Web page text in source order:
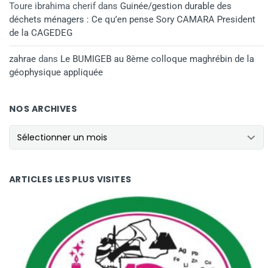
Toure ibrahima cherifdans Guinée/gestion durable des
déchets ménagers : Ce qu’en pense Sory CAMARA President
de la CAGEDEG
zahrae dans Le BUMIGEB au 8ème colloque maghrébin de la
géophysique appliquée
NOS ARCHIVES
NOS ARCHIVES
ARTICLES LES PLUS VISITES